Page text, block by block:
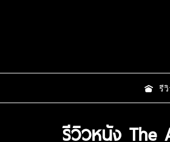
รี
รีวิวหนัง The